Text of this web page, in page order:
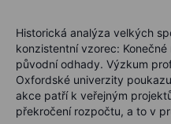
Historická analýza velkých
konzistentní vzorec:
původní odhady. Výzkum
Oxfordské univerzity
akce patří k veřejným
překročení rozpočtu, a to v